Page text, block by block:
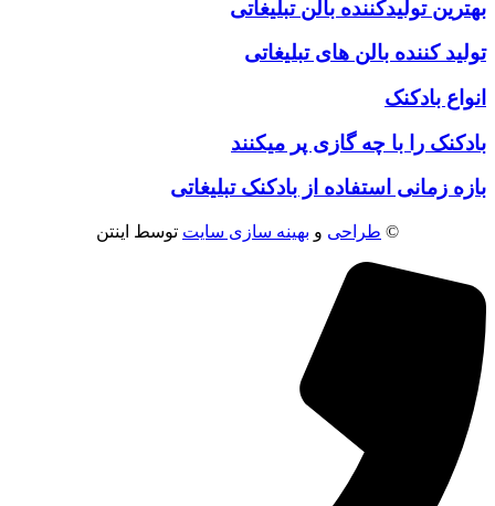
بهترین تولیدکننده بالن تبلیغاتی
تولید کننده بالن های تبلیغاتی
انواع بادکنک
بادکنک را با چه گازی پر میکنند
بازه زمانی استفاده از بادکنک تبلیغاتی
© طراحی و بهینه سازی سایت توسط اینتن